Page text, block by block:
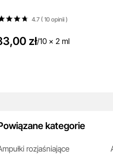
4.7 ( 10opinii)
zł/10 x 2 ml
kategorie
rozjaśniające